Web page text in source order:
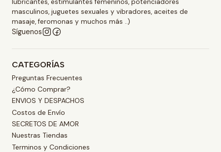
lubricantes, estimulantes femeninos, potenciadores
masculinos, juguetes sexuales y vibradores, aceites de
masaje, feromonas y muchos más ..)
Síguenos
CATEGORÍAS
Preguntas Frecuentes
¿Cómo Comprar?
ENVIOS Y DESPACHOS
Costos de Envío
SECRETOS DE AMOR
Nuestras Tiendas
Terminos y Condiciones